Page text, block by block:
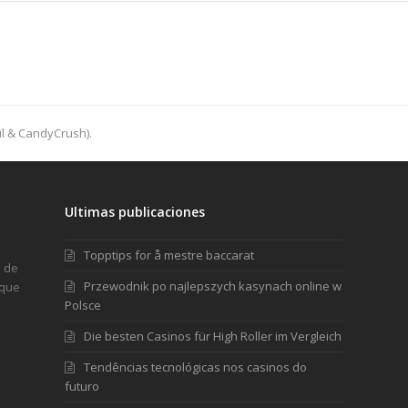
& CandyCrush).
de
Ultimas publicaciones
Topptips for å mestre baccarat
Przewodnik po najlepszych kasynach online w
Polsce
Die besten Casinos für High Roller im Vergleich
Tendências tecnológicas nos casinos do
futuro